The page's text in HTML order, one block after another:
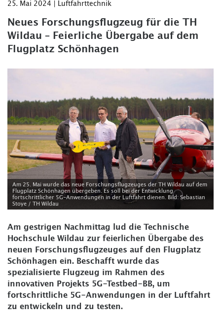
Blogs Kontakt und Anfahrt
TH Online-Portal Personensuche English
25. Mai 2024 | Luftfahrttechnik
Neues Forschungsflugzeug für die TH
Wildau – Feierliche Übergabe auf dem
Flugplatz Schönhagen
Am 25. Mai wurde das neue Forschungsflugzeuges der TH Wildau auf dem
Flugplatz Schönhagen übergeben. Es soll bei der Entwicklung
fortschrittlicher 5G-Anwendungen in der Luftfahrt dienen. Bild: Sebastian
Stoye / TH Wildau
Am gestrigen Nachmittag lud die Technische
Hochschule Wildau zur feierlichen Übergabe des
neuen Forschungsflugzeuges auf den Flugplatz
Schönhagen ein. Beschafft wurde das
spezialisierte Flugzeug im Rahmen des
innovativen Projekts 5G-Testbed-BB, um
fortschrittliche 5G-Anwendungen in der Luftfahrt
zu entwickeln und zu testen.